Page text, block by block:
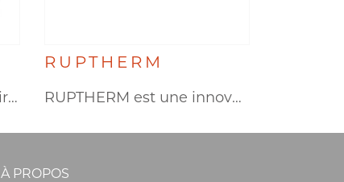
Il est aujourd’hui nécessaire de…
RUPTHERM
RUPTHERM est une innovation qui…
À PROPOS